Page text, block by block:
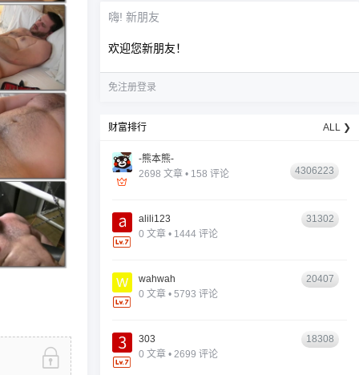
嗨! 新朋友
欢迎您新朋友！
免注册登录
财富排行 ALL ❯
-熊本熊-
2698 文章 • 158 评论
4306223
alili123
0 文章 • 1444 评论
31302
wahwah
0 文章 • 5793 评论
20407
303
0 文章 • 2699 评论
18308